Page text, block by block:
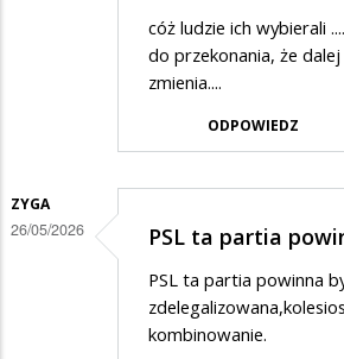
cóż ludzie ich wybierali
do przekonania, że dalej
zmienia....
ODPOWIEDZ
ZYGA
26/05/2026 PSL ta partia
PSL ta partia powinna
kombinowanie.